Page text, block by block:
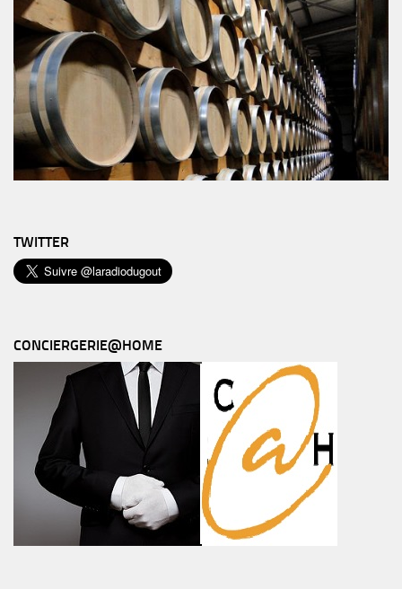
TWITTER
CONCIERGERIE@HOME